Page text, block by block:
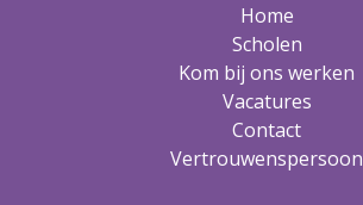
Home
Scholen
Kom bij ons werken
Vacatures
Contact
Vertrouwenspersoon